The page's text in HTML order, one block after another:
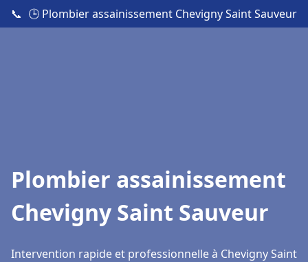
📞 🕒 Plombier assainissement Chevigny Saint Sauveur
Plombier assainissement
Chevigny Saint Sauveur
Intervention rapide et professionnelle à Chevigny Saint